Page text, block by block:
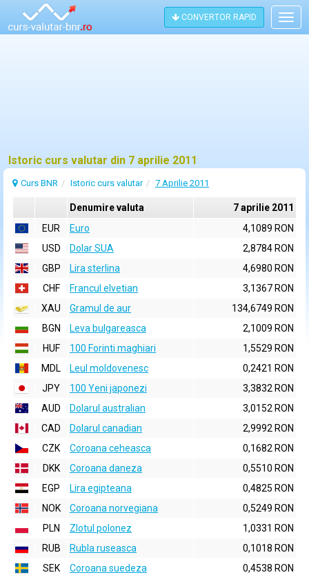
CONVERTOR RAPID
Istoric curs valutar din 7 aprilie 2011
Curs BNR Istoric curs valutar 7 Aprilie 2011
Denumire valuta
7 aprilie 2011
EUR
Euro
4,1089 RON
USD
Dolar SUA
2,8784 RON
GBP
Lira sterlina
4,6980 RON
CHF
Francul elvetian
3,1367 RON
XAU
Gramul de aur
134,6749 RON
BGN
Leva bulgareasca
2,1009 RON
HUF
100 Forinti maghiari
1,5529 RON
MDL
Leul moldovenesc
0,2421 RON
JPY
100 Yeni japonezi
3,3832 RON
AUD
Dolarul australian
3,0152 RON
CAD
Dolarul canadian
2,9992 RON
CZK
Coroana ceheasca
0,1682 RON
DKK
Coroana daneza
0,5510 RON
EGP
Lira egipteana
0,4825 RON
NOK
Coroana norvegiana
0,5249 RON
PLN
Zlotul polonez
1,0331 RON
RUB
Rubla ruseasca
0,1018 RON
SEK
Coroana suedeza
0,4538 RON